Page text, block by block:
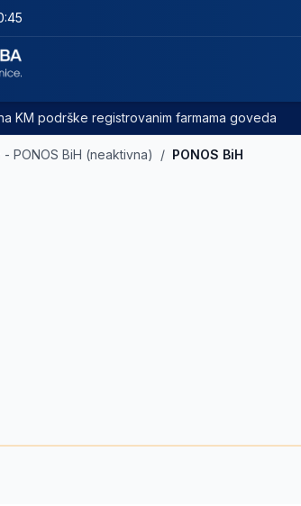
KM podrške registrovanim farmama goveda
PONOS BiH (neaktivna) / PONOS BiH